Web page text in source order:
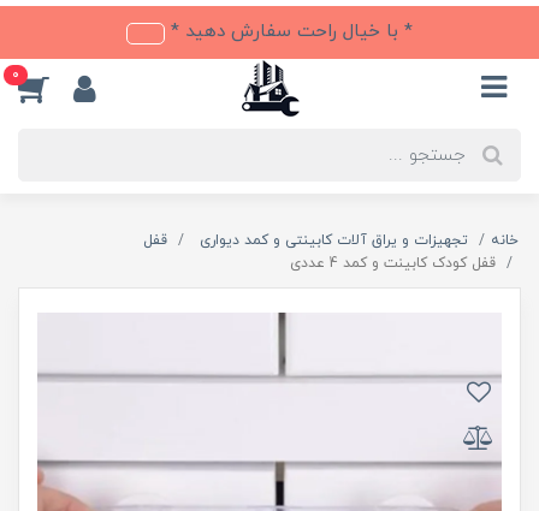
* با خیال راحت سفارش دهید *
0
خانه تجهیزات و یراق آلات کابینتی و کمد دیواری
قفل
قفل کودک کابینت و کمد 4 عددی